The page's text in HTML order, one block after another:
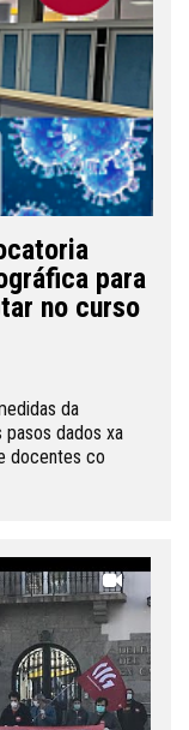
para
no curso
da
dados xa
docentes co